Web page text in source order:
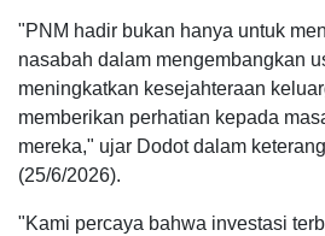
"PNM hadir bukan hanya untuk
nasabah dalam mengembangkan
meningkatkan kesejahteraan
memberikan perhatian kepada
mereka," ujar Dodot dalam
(25/6/2026).
"Kami percaya bahwa investasi